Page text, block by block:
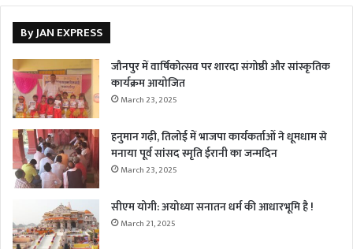
By JAN EXPRESS
जौनपुर में वार्षिकोत्सव पर शारदा संगोष्ठी और सांस्कृतिक
कार्यक्रम आयोजित
March 23, 2025
हनुमान गढ़ी, तिलोई में भाजपा कार्यकर्ताओं ने धूमधाम से
मनाया पूर्व सांसद स्मृति ईरानी का जन्मदिन
March 23, 2025
सीएम योगी: अयोध्या सनातन धर्म की आधारभूमि है !
March 21, 2025